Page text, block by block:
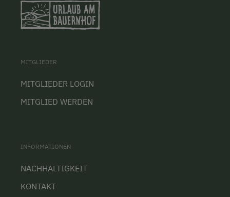
MITGLIEDER
MITGLIEDER LOGIN
MITGLIED WERDEN
INFORMATIONEN
NACHHALTIGKEIT
KONTAKT